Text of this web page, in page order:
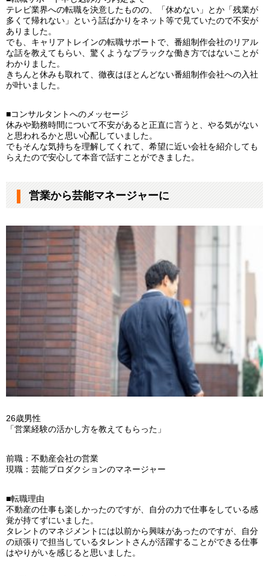
テレビ業界への転職を決意したものの、「休めない」とか「残業が
多くて帰れない」という話ばかりをネット等で見ていたので不安が
ありました。
でも、キャリアトレインの転職サポートで、番組制作会社のリアル
な話を教えてもらい、驚くようなブラックな働き方ではないことが
わかりました。
きちんと休みも取れて、徹夜はほとんどない番組制作会社への入社
が叶いました。
■コンサルタントへのメッセージ
休みや勤務時間について不安があると正直に言うと、やる気がない
と思われるかと思い心配していました。
でもそんな気持ちを理解してくれて、希望に近い会社を紹介しても
らえたので安心して本音で話すことができました。
営業から芸能マネージャーに
26歳男性
「営業経験の活かし方を教えてもらった」
前職：不動産会社の営業
現職：芸能プロダクションのマネージャー
■転職理由
不動産の仕事も楽しかったのですが、自分の力で仕事をしている感
覚が持てずにいました。
タレントのマネジメントには以前から興味があったのですが、自分
の頑張りで担当しているタレントさんが活躍することができる仕事
はやりがいを感じると思いました。